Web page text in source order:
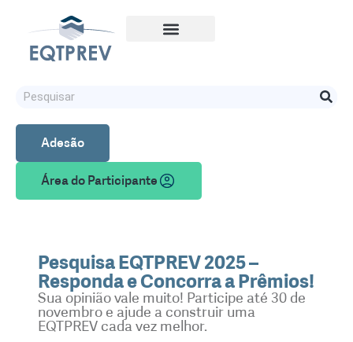
Adesão
Área do Participante
Pesquisa EQTPREV 2025 –
Responda e Concorra a Prêmios!
Sua opinião vale muito! Participe até 30 de
novembro e ajude a construir uma
EQTPREV cada vez melhor.